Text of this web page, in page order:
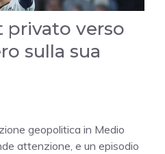
privato verso
sulla sua
geopolitica in Medio
attenzione, e un episodio